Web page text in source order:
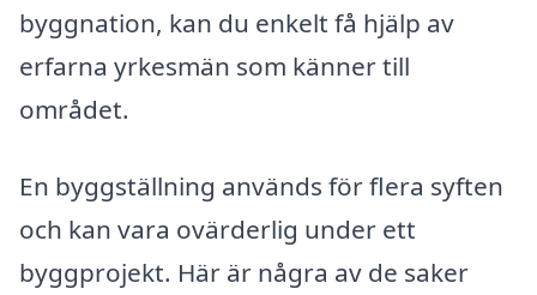
byggnation, kan du enkelt få hjälp av
erfarna yrkesmän som känner till
området.
En byggställning används för flera syften
och kan vara ovärderlig under ett
byggprojekt. Här är några av de saker